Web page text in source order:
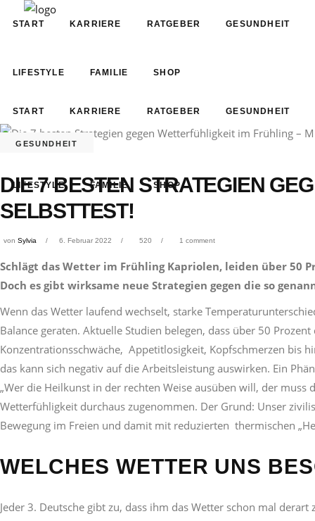
START KARRIERE RATGEBER GESUNDHEIT
LIFESTYLE FAMILIE SHOP
START KARRIERE RATGEBER GESUNDHEIT
LIFESTYLE FAMILIE SHOP
GESUNDHEIT
DIE 7 BESTEN STRATEGIEN
SELBSTTEST!
von Sylvia 6. Februar 2022 520 1 comment
Schlägt das Wetter im Frühling Kapriolen, leiden über 50
Doch es gibt wirksame neue Strategien gegen die so
Wenn das Wetter laufend wechselt, starke
Balance geraten. Aktuelle Studien belegen, dass über 50
Konzentrationsschwäche, Appetitlosigkeit, Kopfschmerzen bis
das kann sich negativ auf die Arbeitsleistung auswirken. Ein
„Wer die Heilkunst in der rechten Weise ausüben will, der
Wetterfühligkeit durchaus zugenommen. Der Grund: Unser
Bewegung im Freien und damit mit reduzierten thermischen
WELCHES WETTER UNS
Jeder 3. Deutsche gibt zu, dass ihm das Wetter schon mal